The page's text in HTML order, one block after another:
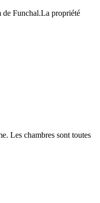
de Funchal.La propriété
Les chambres sont toutes